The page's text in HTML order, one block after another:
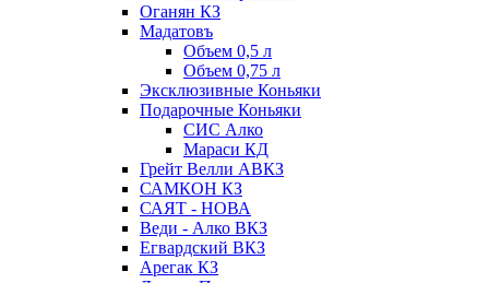
Оганян КЗ
Мадатовъ
Объем 0,5 л
Объем 0,75 л
Эксклюзивные Коньяки
Подарочные Коньяки
СИС Алко
Мараси КД
Грейт Велли АВКЗ
САМКОН КЗ
САЯТ - НОВА
Веди - Алко ВКЗ
Егвардский ВКЗ
Арегак КЗ